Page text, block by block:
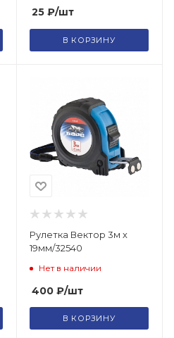
25₽/шт
В КОРЗИНУ
Рулетка Вектор 3м х
19мм/32540
Нет в наличии
400₽/шт
В КОРЗИНУ